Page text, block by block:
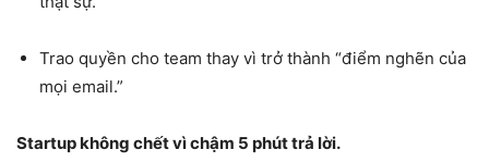
Trao quyền cho team thay vì trở thành “điểm nghẽn của
mọi email.”
Startup không chết vì chậm 5 phút trả lời.